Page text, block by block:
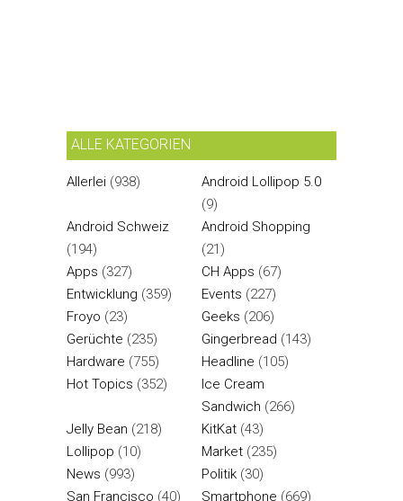
ALLE KATEGORIEN
Allerlei (938)
Android Lollipop 5.0
(9)
Android Schweiz
(194)
Android Shopping
(21)
Apps (327) CH Apps (67)
Entwicklung (359) Events (227)
Froyo (23) Geeks (206)
Gerüchte (235) Gingerbread (143)
Hardware (755) Headline (105)
Hot Topics (352)
Ice Cream
Sandwich (266)
Jelly Bean (218) KitKat (43)
Lollipop (10) Market (235)
News (993) Politik (30)
San Francisco (40) Smartphone (669)